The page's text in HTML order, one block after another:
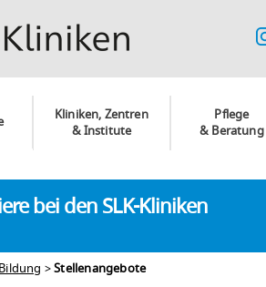
Kliniken, Zentren
& Institute
Pflege
& Beratung
bei den SLK-Kliniken
>Stellenangebote